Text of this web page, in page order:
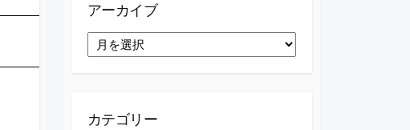
アーカイブ
ー
カテゴリー